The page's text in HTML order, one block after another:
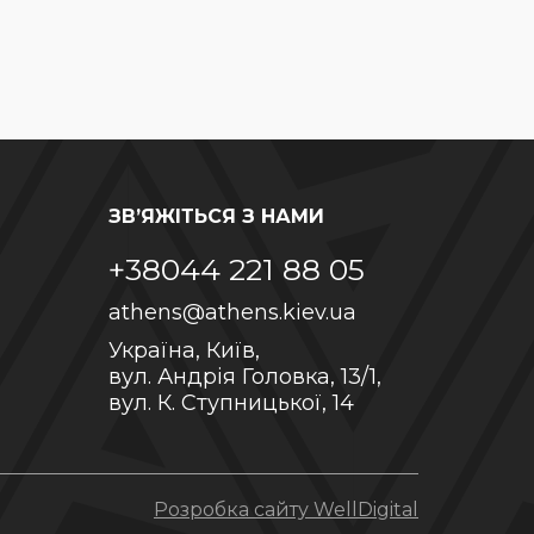
ЗВ’ЯЖІТЬСЯ З НАМИ
+38044 221 88 05
athens@athens.kiev.ua
Україна, Київ,
вул. Андрія Головка, 13/1,
вул. К. Ступницької, 14
Розробка сайту WellDigital